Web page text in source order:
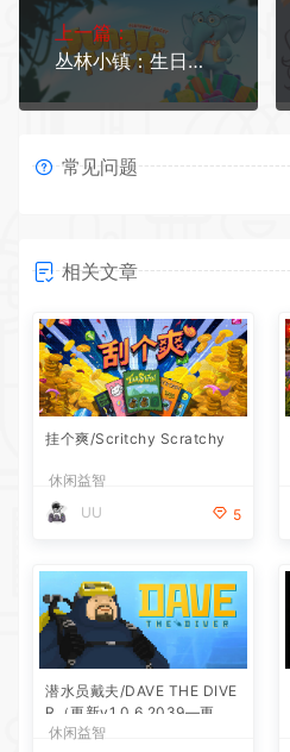
上一篇：
丛林小镇：生日任务（儿童认知学习游戏教育软件）
常见问题
相关文章
挂个爽/Scritchy Scratchy
休闲益智
UU
5
潜水员戴夫/DAVE THE DIVE
R（更新v1.0.6.2039—更新D
LC）
休闲益智